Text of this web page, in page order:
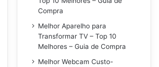
Compra
Melhor Aparelho para
Transformar TV – Top 10
Melhores – Guia de Compra
Melhor Webcam Custo-